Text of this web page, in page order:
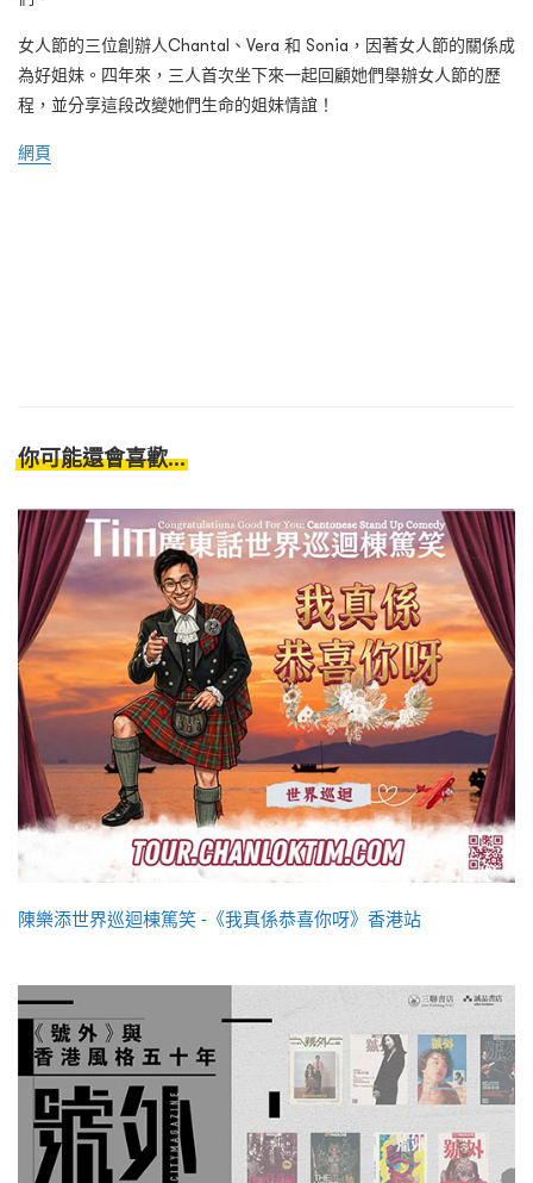
女人節的三位創辦人Chantal、Vera 和 Sonia，因著女人節的關係成
為好姐妹。四年來，三人首次坐下來一起回顧她們舉辦女人節的歷
程，並分享這段改變她們生命的姐妹情誼！
網頁
你可能還會喜歡...
陳樂添世界巡迴棟篤笑 -《我真係恭喜你呀》香港站